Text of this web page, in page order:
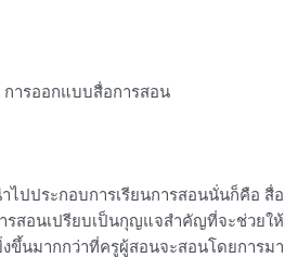
การออกแบบสื่อการสอน
ปประกอบการเรียนการสอนนั่นก็คือ สื่
รสอนเปรียบเป็นกุญแจสำคัญที่จะช่วยใ
งขึ้นมากกว่าที่ครูผู้สอนจะสอนโดยการมา